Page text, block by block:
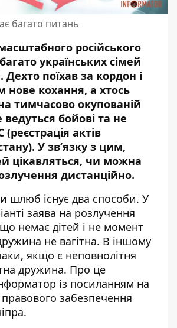
багато питань
російського
українських сімей
Дехто поїхав за кордон і
нове кохання, а хтось
тимчасово окупованій
ведуться бойові та не
актів
У зв’язку з цим,
цікавляться, чи можна
дистанційно.
шлюб існує два способи. У
заява на розлучення
немає дітей і не момент
не вагітна. В іншому
якщо є неповнолітня
дружина. Про це
із посиланням на
забезпечення
.